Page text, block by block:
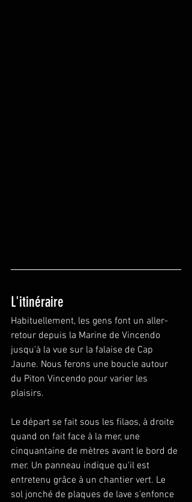
L'itinéraire
Habituellement, les gens font un aller-
retour depuis la Marine de Vincendo
jusqu'à la vue sur la falaise de Cap
Jaune. Nous ferons une boucle autour
du Piton Vincendo pour varier les
plaisirs.
Le départ se fait sous les filaos, à droite
quand on fait face à la mer, une
cinquantaine de mètres avant le bord de
mer. Un panneau indique qu'il est
entretenu grâce à un chantier vert. Le
sol jonché de plaques de lave s'enfonce